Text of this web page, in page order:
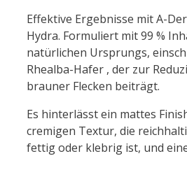
Effektive Ergebnisse mit A-
Hydra. Formuliert mit 99 %
natürlichen Ursprungs,
Rhealba-Hafer , der zur
brauner Flecken beiträgt.
Es hinterlässt ein mattes
cremigen Textur, die
fettig oder klebrig ist, und